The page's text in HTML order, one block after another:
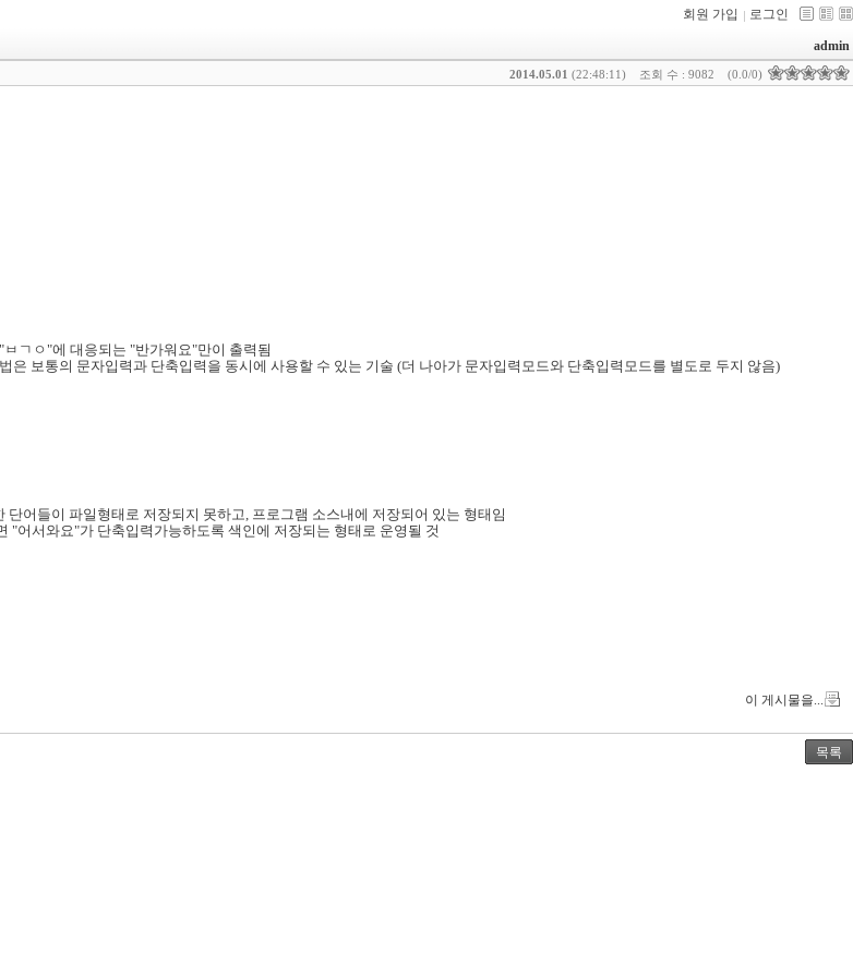
회원 가입 로그인
admin
(0.0/0)
조회 수 : 9082
2014.05.01 (22:48:11)
ㄱㅇ"에 대응되는 "반가워요"만이 출력됨
보통의 문자입력과 단축입력을 동시에 사용할 수 있는 기술 (더 나아가 문자입력모드와 단축입력모드를 별도로 두지 않음)
어들이 파일형태로 저장되지 못하고, 프로그램 소스내에 저장되어 있는 형태임
어서와요"가 단축입력가능하도록 색인에 저장되는 형태로 운영될 것
이 게시물을...
목록